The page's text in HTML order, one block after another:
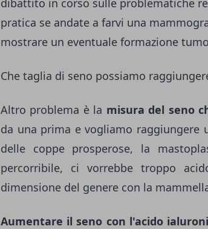
dibattito in corso sulle problematiche
pratica se andate a farvi una
mostrare un eventuale formazione
Che taglia di seno possiamo
Altro problema è la misura del seno
da una prima e vogliamo raggiungere
delle coppe prosperose, la
percorribile, ci vorrebbe troppo
dimensione del genere con la
Aumentare il seno con l'acido